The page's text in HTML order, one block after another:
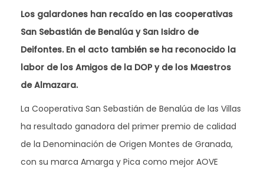
Los galardones han recaído en las cooperativas
San Sebastián de Benalúa y San Isidro de
Deifontes. En el acto también se ha reconocido la
labor de los Amigos de la DOP y de los Maestros
de Almazara.
La Cooperativa San Sebastián de Benalúa de las Villas
ha resultado ganadora del primer premio de calidad
de la Denominación de Origen Montes de Granada,
con su marca Amarga y Pica como mejor AOVE